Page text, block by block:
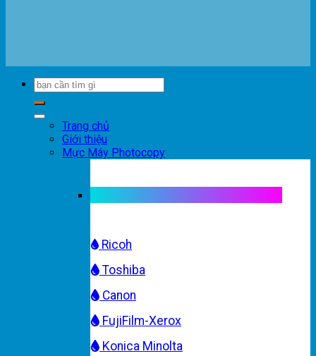
Trang chủ
Giới thiệu
Mực Máy Photocopy
Ricoh
Toshiba
Canon
FujiFilm-Xerox
Konica Minolta